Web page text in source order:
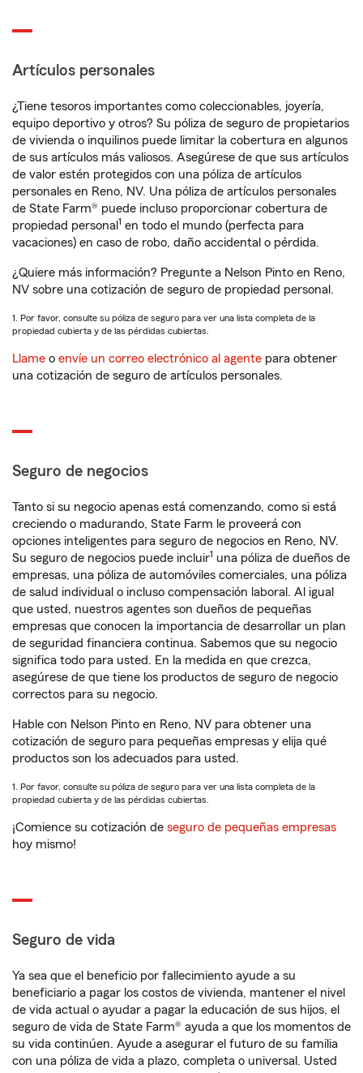
Artículos personales
¿Tiene tesoros importantes como coleccionables, joyería,
equipo deportivo y otros? Su póliza de seguro de propietarios
de vivienda o inquilinos puede limitar la cobertura en algunos
de sus artículos más valiosos. Asegúrese de que sus artículos
de valor estén protegidos con una póliza de artículos
personales en Reno, NV. Una póliza de artículos personales
de State Farm® puede incluso proporcionar cobertura de
propiedad personal 1 en todo el mundo (perfecta para
vacaciones) en caso de robo, daño accidental o pérdida.
¿Quiere más información? Pregunte a Nelson Pinto en Reno,
NV sobre una cotización de seguro de propiedad personal.
1. Por favor, consulte su póliza de seguro para ver una lista completa de la
propiedad cubierta y de las pérdidas cubiertas.
Llame o envíe un correo electrónico al agente para obtener
una cotización de seguro de artículos personales.
Seguro de negocios
Tanto si su negocio apenas está comenzando, como si está
creciendo o madurando, State Farm le proveerá con
opciones inteligentes para seguro de negocios en Reno, NV.
Su seguro de negocios puede incluir1 una póliza de dueños de
empresas, una póliza de automóviles comerciales, una póliza
de salud individual o incluso compensación laboral. Al igual
que usted, nuestros agentes son dueños de pequeñas
empresas que conocen la importancia de desarrollar un plan
de seguridad financiera continua. Sabemos que su negocio
significa todo para usted. En la medida en que crezca,
asegúrese de que tiene los productos de seguro de negocio
correctos para su negocio.
Hable con Nelson Pinto en Reno, NV para obtener una
cotización de seguro para pequeñas empresas y elija qué
productos son los adecuados para usted.
1. Por favor, consulte su póliza de seguro para ver una lista completa de la
propiedad cubierta y de las pérdidas cubiertas.
¡Comience su cotización de seguro de pequeñas empresas
hoy mismo!
Seguro de vida
Ya sea que el beneficio por fallecimiento ayude a su
beneficiario a pagar los costos de vivienda, mantener el nivel
de vida actual o ayudar a pagar la educación de sus hijos, el
seguro de vida de State Farm® ayuda a que los momentos de
su vida continúen. Ayude a asegurar el futuro de su familia
con una póliza de vida a plazo, completa o universal. Usted